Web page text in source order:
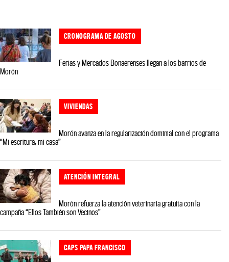
CRONOGRAMA DE AGOSTO
Ferias y Mercados Bonaerenses llegan a los barrios de
Morón
VIVIENDAS
Morón avanza en la regularización dominial con el programa
“Mi escritura, mi casa”
ATENCIÓN INTEGRAL
Morón refuerza la atención veterinaria gratuita con la
campaña “Ellos También son Vecinos”
CAPS PAPA FRANCISCO